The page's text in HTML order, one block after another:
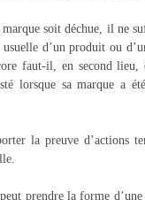
soit déchue, il ne
d’un produit ou
faut-il, en second
lorsque sa marque a
la preuve d’actions
prendre la forme